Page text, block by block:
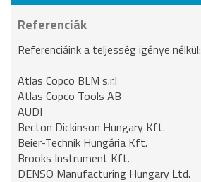
Referenciák
Referenciáink a teljesség igénye nélkül:
Atlas Copco BLM s.r.l
Atlas Copco Tools AB
AUDI
Becton Dickinson Hungary Kft.
Beier-Technik Hungária Kft.
Brooks Instrument Kft.
DENSO Manufacturing Hungary Ltd.